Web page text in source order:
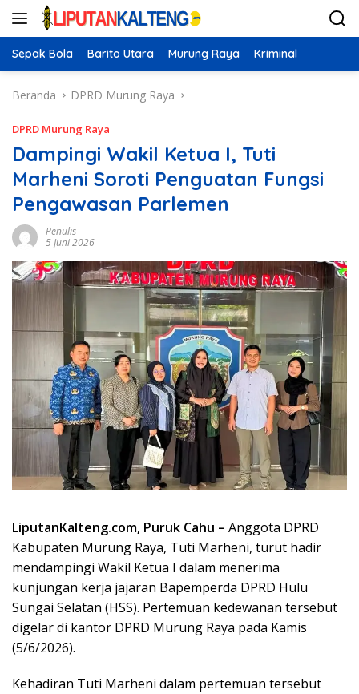
Langsung
Sepak Bola Barito Utara Murung Raya Kriminal
Beranda DPRD Murung Raya
DPRD Murung Raya
Dampingi Wakil Ketua I, Tuti
Marheni Soroti Penguatan Fungsi
Pengawasan Parlemen
Penulis
5 Juni 2026
LiputanKalteng.com, Puruk Cahu – Anggota DPRD
Kabupaten Murung Raya, Tuti Marheni, turut hadir
mendampingi Wakil Ketua I dalam menerima
kunjungan kerja jajaran Bapemperda DPRD Hulu
Sungai Selatan (HSS). Pertemuan kedewanan tersebut
digelar di kantor DPRD Murung Raya pada Kamis
(5/6/2026).
Kehadiran Tuti Marheni dalam pertemuan tersebut